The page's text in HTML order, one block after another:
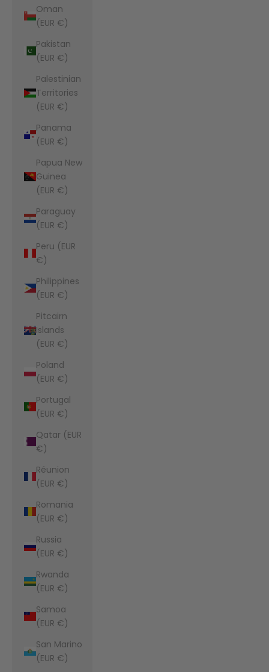
Oman
(EUR €)
Pakistan
(EUR €)
Palestinian
Territories
(EUR €)
Panama
(EUR €)
Papua New
Guinea
(EUR €)
Paraguay
(EUR €)
Peru (EUR
€)
Philippines
(EUR €)
Pitcairn
Islands
(EUR €)
Poland
(EUR €)
Portugal
(EUR €)
Qatar (EUR
€)
Réunion
(EUR €)
Romania
(EUR €)
Russia
(EUR €)
Rwanda
(EUR €)
Samoa
(EUR €)
San Marino
(EUR €)